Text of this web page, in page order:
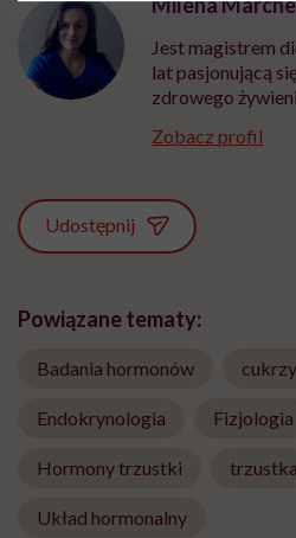
Jest magistrem
lat pasjonującą
zdrowego
Zobacz profil
Udostępnij
Powiązane tematy:
Badania hormonów
Endokrynologia Fizjologia
Hormony trzustki trzustka
Układ hormonalny